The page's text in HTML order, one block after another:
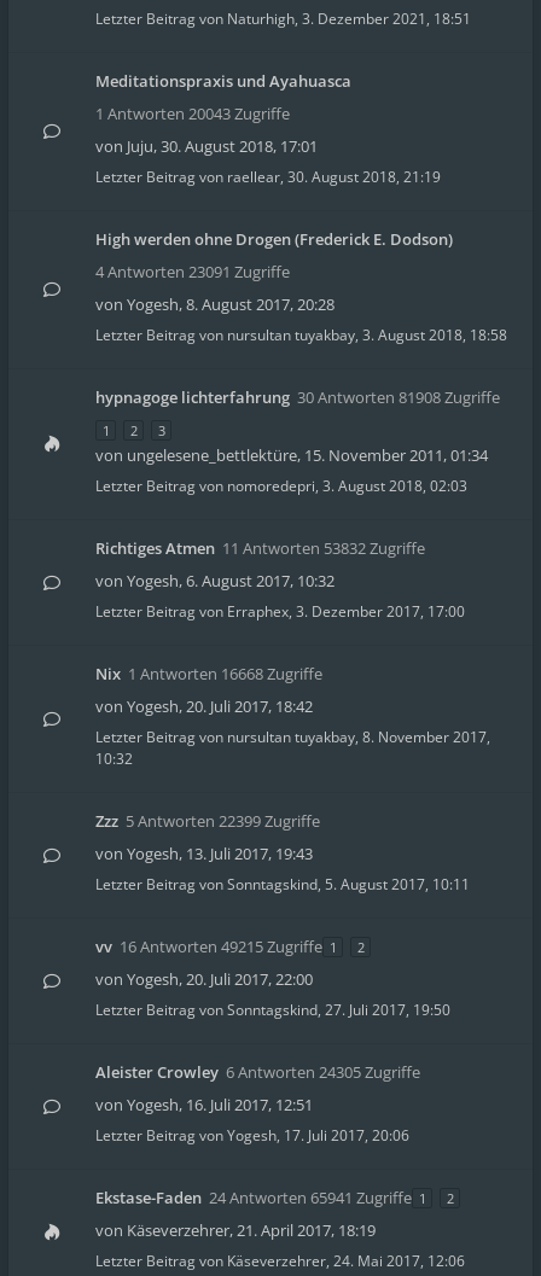
Letzter Beitrag von Naturhigh, 3. Dezember 2021, 18:51
Meditationspraxis und Ayahuasca
1 Antworten 20043 Zugriffe
von Juju,30. August 2018, 17:01
Letzter Beitrag von raellear, 30. August 2018, 21:19
High werden ohne Drogen (Frederick E. Dodson)
4 Antworten 23091 Zugriffe
von Yogesh,8. August 2017, 20:28
Letzter Beitrag von nursultan tuyakbay, 3. August 2018, 18:58
hypnagoge lichterfahrung 30 Antworten 81908 Zugriffe
1 2 3
von ungelesene_bettlektüre, 15. November 2011, 01:34
Letzter Beitrag von nomoredepri, 3. August 2018, 02:03
Richtiges Atmen 11 Antworten 53832 Zugriffe
von Yogesh,6. August 2017, 10:32
Letzter Beitrag von Erraphex, 3. Dezember 2017, 17:00
Nix 1 Antworten 16668 Zugriffe
von Yogesh,20. Juli 2017, 18:42
Letzter Beitrag von nursultan tuyakbay, 8. November 2017,
10:32
Zzz 5 Antworten 22399 Zugriffe
von Yogesh, 13. Juli 2017, 19:43
Letzter Beitrag vonSonntagskind, 5. August 2017, 10:11
vv 16 Antworten 49215 Zugriffe 1 2
von Yogesh,20. Juli 2017, 22:00
Letzter Beitrag vonSonntagskind, 27. Juli 2017, 19:50
Aleister Crowley 6 Antworten 24305 Zugriffe
von Yogesh, 16. Juli 2017, 12:51
Letzter Beitrag vonYogesh, 17. Juli 2017, 20:06
Ekstase-Faden 24 Antworten 65941 Zugriffe 1 2
von Käseverzehrer,21. April 2017, 18:19
Letzter Beitrag von Käseverzehrer, 24. Mai 2017, 12:06